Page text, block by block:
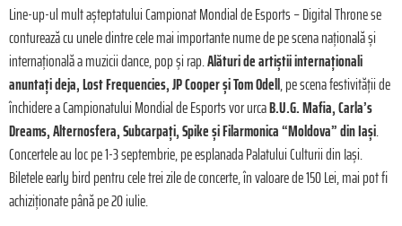
Line-up-ul mult așteptatului Campionat Mondial de Esports – Digital Throne se
conturează cu unele dintre cele mai importante nume de pe scena națională și
internațională a muzicii dance, pop și rap.Alături de artiștii internaționali
anuntați deja,Lost Frequencies, JP Cooper și Tom Odell, pe scena festivității de
închidere a Campionatului Mondial de Esports vor urcaB.U.G. Mafia, Carla’s
Dreams, Alternosfera, Subcarpați, Spike și Filarmonica“Moldova” din Iași.
Concertele au loc pe 1-3 septembrie, pe esplanada Palatului Culturii din Iași.
Biletele early bird pentru cele trei zile de concerte, în valoare de 150 Lei, mai pot fi
achiziționate până pe 20 iulie.